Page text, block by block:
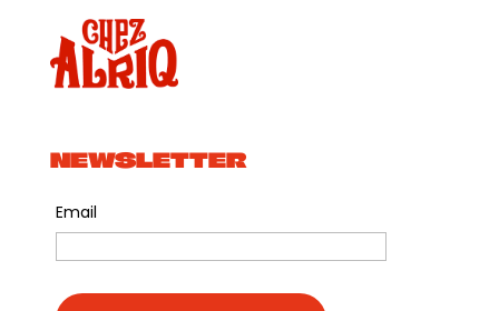
NEWSLETTER
Email